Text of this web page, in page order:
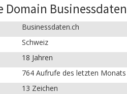
Businessdaten.ch
Schweiz
18 Jahren
764 Aufrufe des letzten Monats
13 Zeichen